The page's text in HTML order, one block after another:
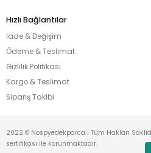
Hızlı Bağlantılar
İade & Değişim
Ödeme & Teslimat
Gizlilik Politikası
Kargo & Teslimat
Sipariş Takibi
2022 © Nospyedekparca | Tüm Hakları
sertifikası ile korunmaktadır.